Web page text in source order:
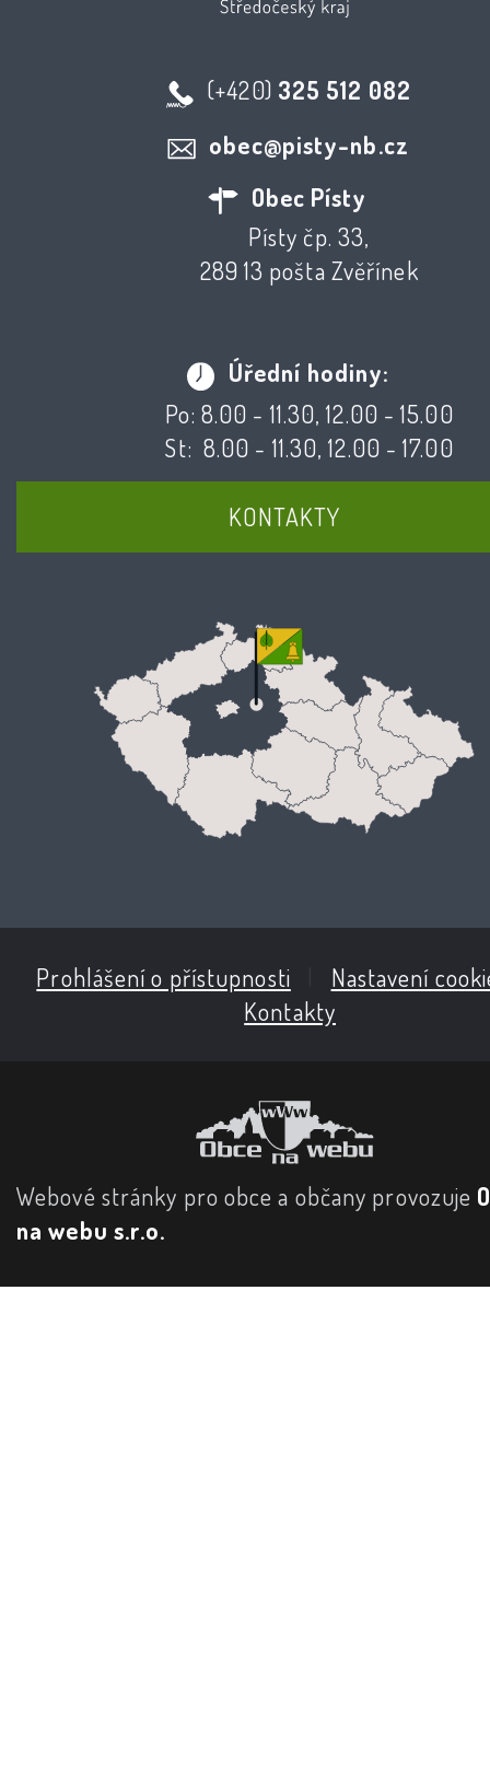
(+420) 325 512 082
obec@pisty-nb.cz
Obec Písty
Písty čp. 33,
289 13 pošta Zvěřínek
Úřední hodiny:
Po: 8.00 - 11.30, 12.00 - 15.00
St: 8.00 - 11.30, 12.00 - 17.00
KONTAKTY
Prohlášení o přístupnosti
Nastavení
Kontakty
Webové stránky pro obce a občany provozuje
na webu s.r.o.